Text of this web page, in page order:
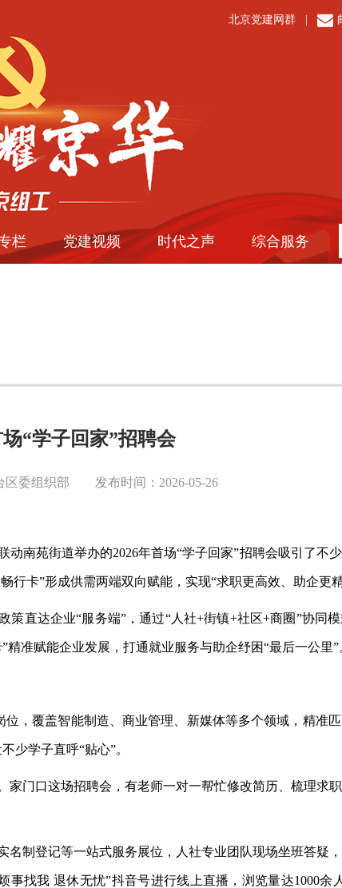
北京党建网群
栏 党建视频 时代之声 综合服务
“学子回家”招聘会
委组织部 发布时间：2026-05-26
动南苑街道举办的2026年首场“学子回家”招聘会吸引了不
卡”形成供需两端双向赋能，实现“求职更高效、助企更精
直达企业“服务端”，通过“人社+街镇+社区+商圈”协同
准赋能企业发展，打通就业服务与助企纾困“最后一公里”
，覆盖智能制造、商业管理、新媒体等多个领域，精准
少学子直呼“贴心”。
门口这场招聘会，有老师一对一帮忙修改简历、梳理求
制登记等一站式服务展位，人社专业团队现场坐班答疑
事找我 退休无忧”抖音号进行线上直播，浏览量达1000余